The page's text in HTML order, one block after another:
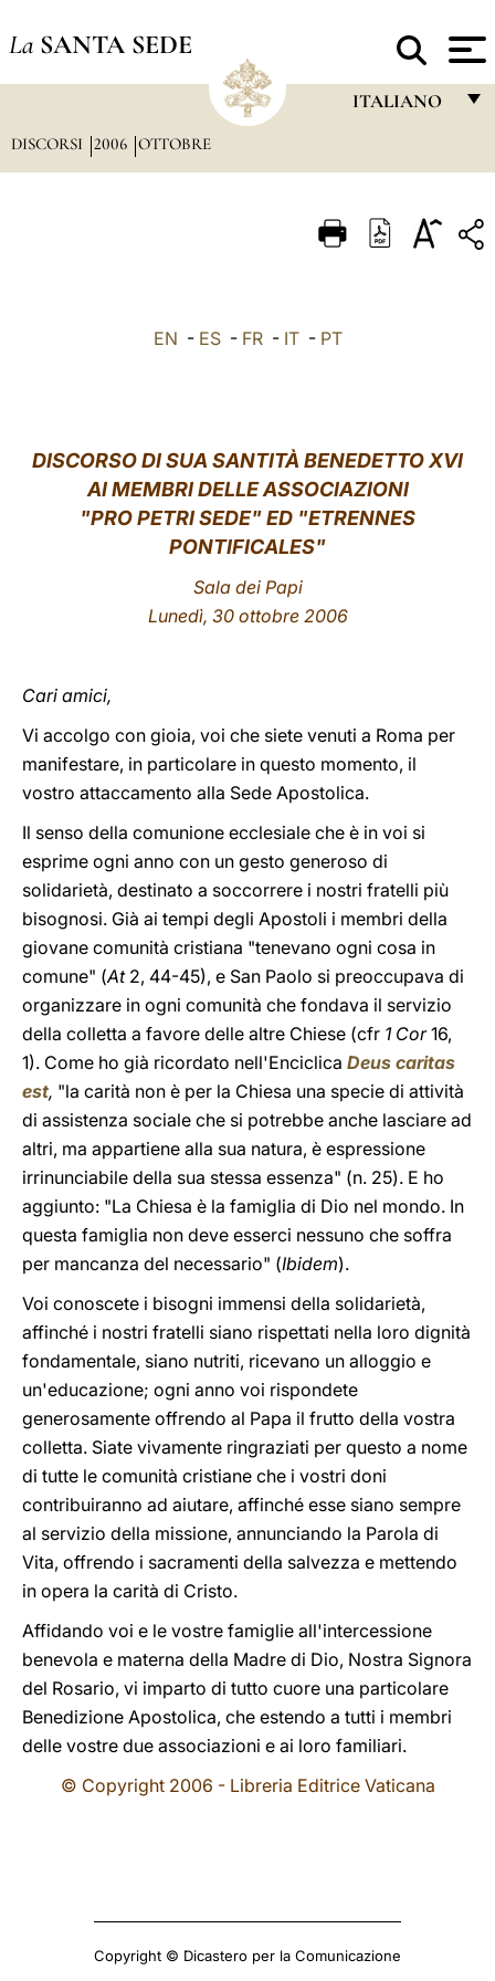
La SANTA SEDE
ITALIANO
ITALIANO
中文
LATINE
DISCORSI 2006 OTTOBRE
EN - ES- FR- IT- PT
DISCORSO DI SUA SANTITÀ BENEDETTO XVI
AI MEMBRI DELLE ASSOCIAZIONI
"PRO PETRI SEDE" ED "ETRENNES
PONTIFICALES"
Sala dei Papi
Lunedì, 30 ottobre 2006
Cari amici,
Vi accolgo con gioia, voi che siete venuti a Roma per
manifestare, in particolare in questo momento, il
vostro attaccamento alla Sede Apostolica.
Il senso della comunione ecclesiale che è in voi si
esprime ogni anno con un gesto generoso di
solidarietà, destinato a soccorrere i nostri fratelli più
bisognosi. Già ai tempi degli Apostoli i membri della
giovane comunità cristiana "tenevano ogni cosa in
comune" (At2, 44-45), e San Paolo si preoccupava di
organizzare in ogni comunità che fondava il servizio
della colletta a favore delle altre Chiese (cfr 1 Cor16,
1). Come ho già ricordato nell'Enciclica Deus caritas
est, "la carità non è per la Chiesa una specie di attività
di assistenza sociale che si potrebbe anche lasciare ad
altri, ma appartiene alla sua natura, è espressione
irrinunciabile della sua stessa essenza" (n. 25). E ho
aggiunto: "La Chiesa è la famiglia di Dio nel mondo. In
questa famiglia non deve esserci nessuno che soffra
per mancanza del necessario" (Ibidem).
Voi conoscete i bisogni immensi della solidarietà,
affinché i nostri fratelli siano rispettati nella loro dignità
fondamentale, siano nutriti, ricevano un alloggio e
un'educazione; ogni anno voi rispondete
generosamente offrendo al Papa il frutto della vostra
colletta. Siate vivamente ringraziati per questo a nome
di tutte le comunità cristiane che i vostri doni
contribuiranno ad aiutare, affinché esse siano sempre
al servizio della missione, annunciando la Parola di
Vita, offrendo i sacramenti della salvezza e mettendo
in opera la carità di Cristo.
Affidando voi e le vostre famiglie all'intercessione
benevola e materna della Madre di Dio, Nostra Signora
del Rosario, vi imparto di tutto cuore una particolare
Benedizione Apostolica, che estendo a tutti i membri
delle vostre due associazioni e ai loro familiari.
© Copyright 2006 - Libreria Editrice Vaticana
Copyright © Dicastero per la Comunicazione